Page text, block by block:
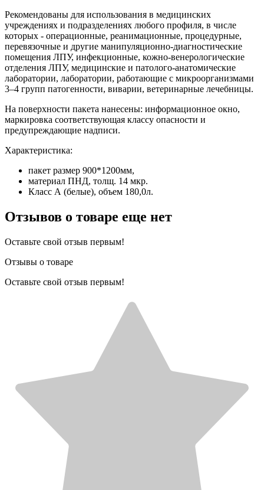
Рекомендованы для использования в медицинских
учреждениях и подразделениях любого профиля, в числе
которых - операционные, реанимационные, процедурные,
перевязочные и другие манипуляционно-диагностические
помещения ЛПУ, инфекционные, кожно-венерологические
отделения ЛПУ, медицинские и патолого-анатомические
лаборатории, лаборатории, работающие с микроорганизмами
3–4 групп патогенности, виварии, ветеринарные лечебницы.
На поверхности пакета нанесены: информационное окно,
маркировка соответствующая классу опасности и
предупреждающие надписи.
Характеристика:
пакет размер 900*1200мм,
материал ПНД, толщ. 14 мкр.
Класс А (белые), объем 180,0л.
Отзывов о товаре еще нет
Оставьте свой отзыв первым!
Отзывы о товаре
Оставьте свой отзыв первым!